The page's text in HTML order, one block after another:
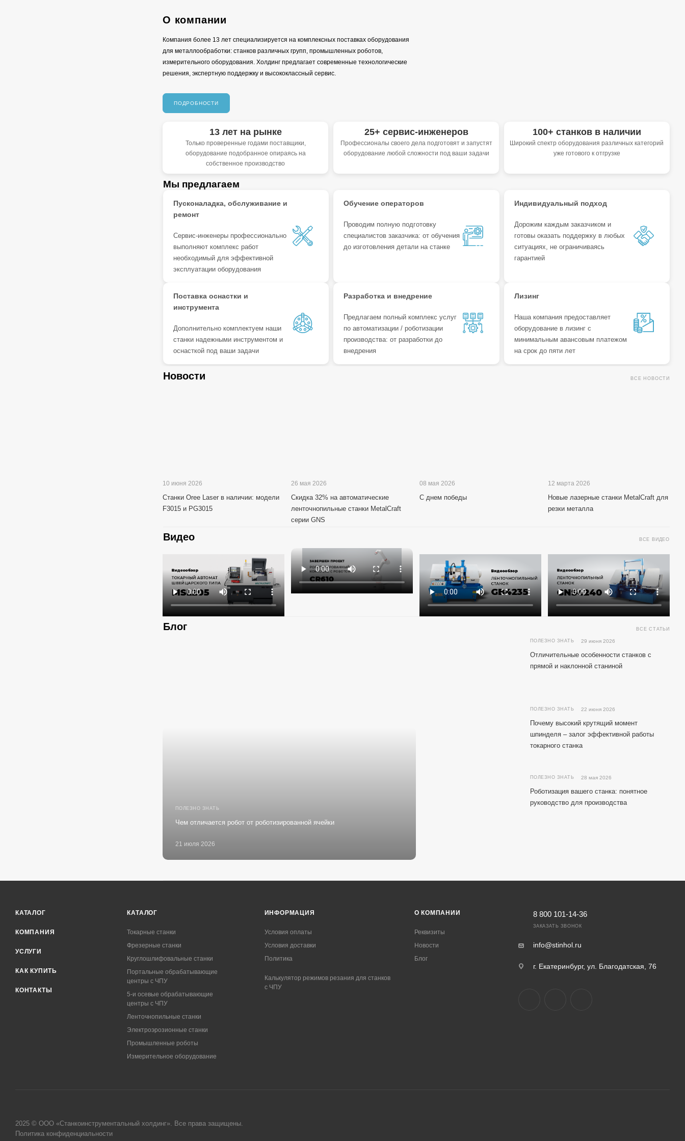
О компании
Компания более 13 лет специализируется на комплексных поставках оборудования
для металлообработки: станков различных групп, промышленных роботов,
измерительного оборудования. Холдинг предлагает современные технологические
решения, экспертную поддержку и высококлассный сервис.
ПОДРОБНОСТИ
13 лет на рынке
Только проверенные годами поставщики,
оборудование подобранное опираясь на
собственное производство
25+ сервис-инженеров
Профессионалы своего дела подготовят и запустят
оборудование любой сложности под ваши задачи
100+ станков в наличии
Широкий спектр оборудования различных категорий
уже готового к отгрузке
Мы предлагаем
Пусконаладка, обслуживание и
ремонт
Сервис-инженеры профессионально
выполняют комплекс работ
необходимый для эффективной
эксплуатации оборудования
Обучение операторов
Проводим полную подготовку
специалистов заказчика: от обучения
до изготовления детали на станке
Индивидуальный подход
Дорожим каждым заказчиком и
готовы оказать поддержку в любых
ситуациях, не ограничиваясь
гарантией
Поставка оснастки и
инструмента
Дополнительно комплектуем наши
станки надежными инструментом и
оснасткой под ваши задачи
Разработка и внедрение
Предлагаем полный комплекс услуг
по автоматизации / роботизации
производства: от разработки до
внедрения
Лизинг
Наша компания предоставляет
оборудование в лизинг с
минимальным авансовым платежом
на срок до пяти лет
Новости ВСЕ НОВОСТИ
10 июня 2026
Станки Oree Laser в наличии: модели
F3015 и PG3015
26 мая 2026
Скидка 32% на автоматические
ленточнопильные станки MetalCraft
серии GNS
08 мая 2026
С днем победы
12 марта 2026
Новые лазерные станки MetalCraft для
резки металла
Видео ВСЕ ВИДЕО
Блог ВСЕ СТАТЬИ
ПОЛЕЗНО ЗНАТЬ
21 июля 2026
Чем отличается робот от роботизированной ячейки
ПОЛЕЗНО ЗНАТЬ 29 июня 2026
Отличительные особенности станков с
прямой и наклонной станиной
ПОЛЕЗНО ЗНАТЬ 22 июня 2026
Почему высокий крутящий момент
шпинделя – залог эффективной работы
токарного станка
ПОЛЕЗНО ЗНАТЬ 28 мая 2026
Роботизация вашего станка: понятное
руководство для производства
КАТАЛОГ
КОМПАНИЯ
УСЛУГИ
КАК КУПИТЬ
КОНТАКТЫ
КАТАЛОГ
Токарные станки
Фрезерные станки
Круглошлифовальные станки
Портальные обрабатывающие
центры с ЧПУ
5-и осевые обрабатывающие
центры с ЧПУ
Ленточнопильные станки
Электроэрозионные станки
Промышленные роботы
Измерительное оборудование
ИНФОРМАЦИЯ
Условия оплаты
Условия доставки
Политика
Калькулятор режимов резания для станков
с ЧПУ
О КОМПАНИИ
Реквизиты
Новости
Блог
8 800 101-14-36
ЗАКАЗАТЬ ЗВОНОК
info@stinhol.ru
г. Екатеринбург, ул. Благодатская, 76
2025 © ООО «Станкоинструментальный холдинг». Все права защищены.
Политика конфиденциальности